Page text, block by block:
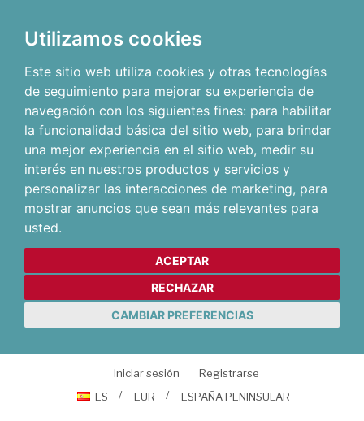
Utilizamos cookies
Este sitio web utiliza cookies y otras tecnologías
de seguimiento para mejorar su experiencia de
navegación con los siguientes fines: para habilitar
la funcionalidad básica del sitio web, para brindar
una mejor experiencia en el sitio web, medir su
interés en nuestros productos y servicios y
personalizar las interacciones de marketing, para
mostrar anuncios que sean más relevantes para
usted.
ACEPTAR
RECHAZAR
CAMBIAR PREFERENCIAS
Iniciar sesión
Registrarse
ES
EUR ESPAÑA PENINSULAR